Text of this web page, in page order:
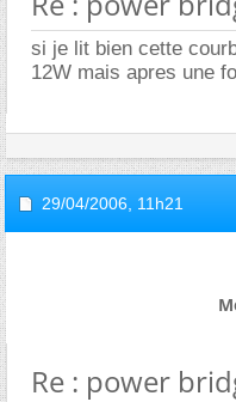
si je lit bien cette
12W mais apres une
29/04/2006, 11h21
Re : power